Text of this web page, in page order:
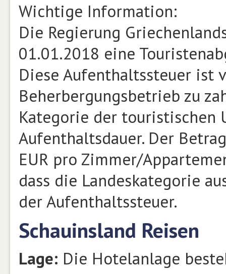
Wichtige Information:
Die Regierung
01.01.2018 eine
Diese Aufenthaltssteuer ist
Beherbergungsbetrieb zu
Kategorie der touristischen
Aufenthaltsdauer. Der
EUR pro Zimmer/
dass die Landeskategorie
der Aufenthaltssteuer.
Schauinsland Reisen
Lage: Die Hotelanlage